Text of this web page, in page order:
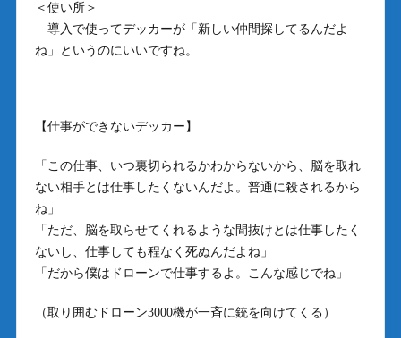
＜使い所＞
導入で使ってデッカーが「新しい仲間探してるんだよ
ね」というのにいいですね。
【仕事ができないデッカー】
「この仕事、いつ裏切られるかわからないから、脳を取れ
ない相手とは仕事したくないんだよ。普通に殺されるから
ね」
「ただ、脳を取らせてくれるような間抜けとは仕事したく
ないし、仕事しても程なく死ぬんだよね」
「だから僕はドローンで仕事するよ。こんな感じでね」
（取り囲むドローン3000機が一斉に銃を向けてくる）